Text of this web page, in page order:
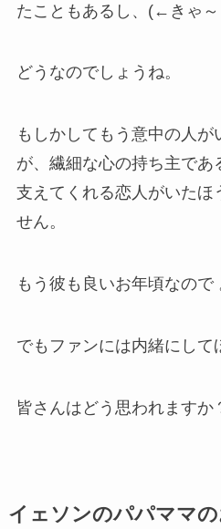
たこともあるし、(←きゃ～
どうなのでしょうね。
もしかしてもう意中の人
が、繊細な心の持ち主であ
支えてくれる恋人がいたほ
せん。
もう彼も良いお年頃なので
でもファンには内緒にして
皆さんはどう思われますか
イェソンのパパママ